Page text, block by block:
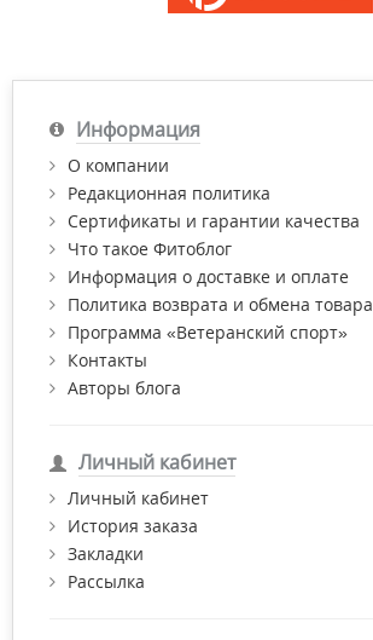
Информация
О компании
Редакционная политика
Сертификаты и гарантии качества
Что такое Фитоблог
Информация о доставке и оплате
Политика возврата и обмена товара
Программа «Ветеранский спорт»
Контакты
Авторы блога
Личный кабинет
Личный кабинет
История заказа
Закладки
Рассылка